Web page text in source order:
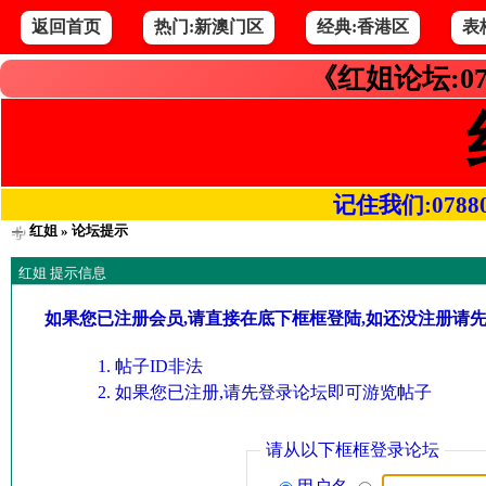
返回首页 热门:新澳门区 经典:香港区 表
《红姐论坛
记住我们
红姐» 论坛提示
红姐 提示信息
如果您已注册会员,请直接在底下框框登陆,如还没注册请
帖子ID非法
如果您已注册,请先登录论坛即可游览帖子
请从以下框框登录论坛